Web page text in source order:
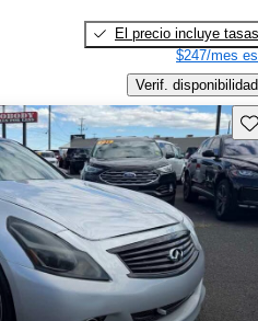
El precio incluye tasas
$247/mes
Verif. disponibilidad